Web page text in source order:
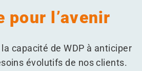
pour l’avenir
capacité de WDP à anticiper
évolutifs de nos clients.